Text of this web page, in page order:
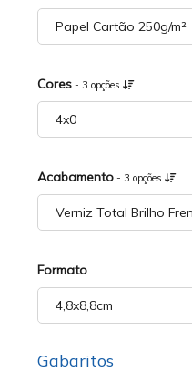
Cores - 3 opções
Acabamento - 3 opções
Formato
Gabaritos